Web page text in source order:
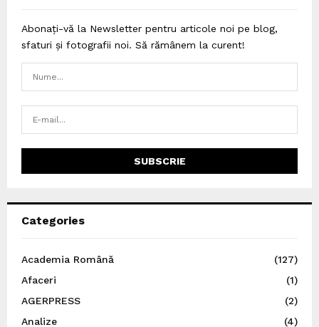
Abonați-vă la Newsletter pentru articole noi pe blog,
sfaturi și fotografii noi. Să rămânem la curent!
Categories
Academia Română
(127)
Afaceri
(1)
AGERPRESS
(2)
Analize
(4)